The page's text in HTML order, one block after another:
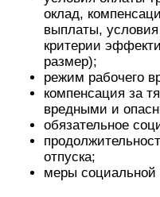
оклад,
выплаты,
критерии
размер);
режим рабочего
компенсация за
вредными и
обязательное
отпуска;
меры социальной